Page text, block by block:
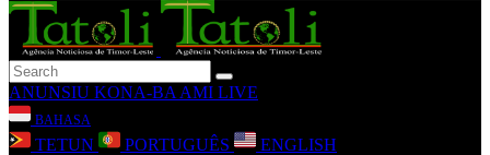
ANUNSIU KONA-BA AMI LIVE
BAHASA
TETUN PORTUGUÊS ENGLISH